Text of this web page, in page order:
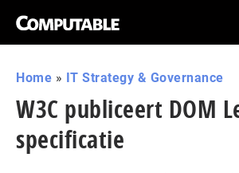
Home » IT Strategy & Governance
W3C publiceert DOM
specificatie